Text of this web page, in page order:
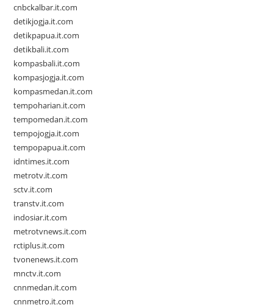
cnbckalbar.it.com
detikjogja.it.com
detikpapua.it.com
detikbali.it.com
kompasbali.it.com
kompasjogja.it.com
kompasmedan.it.com
tempoharian.it.com
tempomedan.it.com
tempojogja.it.com
tempopapua.it.com
idntimes.it.com
metrotv.it.com
sctv.it.com
transtv.it.com
indosiar.it.com
metrotvnews.it.com
rctiplus.it.com
tvonenews.it.com
mnctv.it.com
cnnmedan.it.com
cnnmetro.it.com